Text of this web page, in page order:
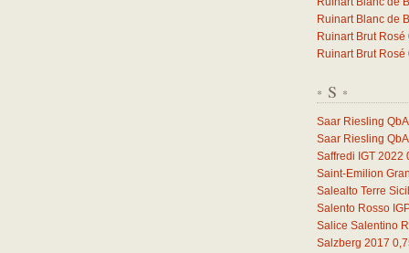
Ruinart Blanc de
Ruinart Brut Rosé
Ruinart Brut Rosé
* S *
Saar Riesling
Saar Riesling
Saffredi IGT 2022
Saint-Emilion
Salealto Terre
Salento Rosso
Salice Salentino
Salzberg 2017